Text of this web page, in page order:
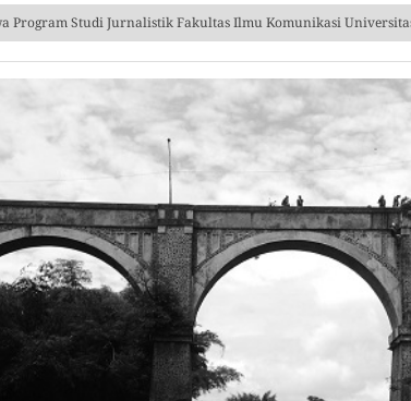
Program Studi Jurnalistik Fakultas Ilmu Komunikasi